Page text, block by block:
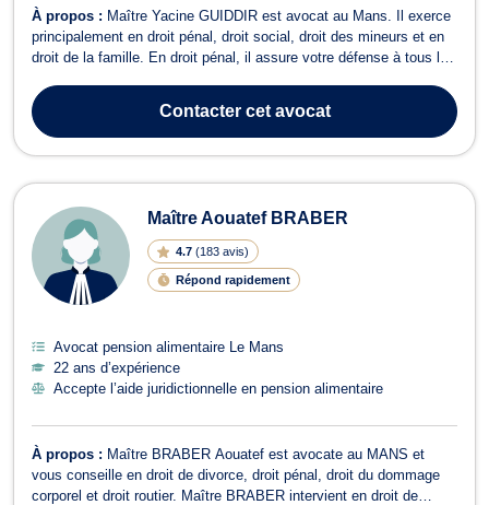
À propos : Maître Yacine GUIDDIR est avocat au Mans. Il exerce
principalement en droit pénal, droit social, droit des mineurs et en
droit de la famille. En droit pénal, il assure votre défense à tous les
pénales (Tribunal correctionnel, Tribunal de Police, Cour d'assises,
J...
Contactercet avocat
Maître Aouatef BRABER
4.7 (183 avis)
Répond rapidement
Avocat pension alimentaire Le Mans
22 ans d’expérience
Accepte l’aide juridictionnelle en pension alimentaire
À propos : Maître BRABER Aouatef est avocate au MANS et
vous conseille en droit de divorce, droit pénal, droit du dommage
corporel et droit routier. Maître BRABER intervient en droit de